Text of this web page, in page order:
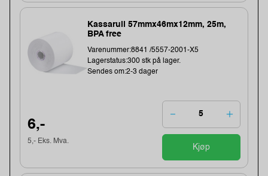
Kassarull 57mmx46mx12mm, 25m,
BPA free
Varenummer:8841 /5557-2001-X5
Lagerstatus:300 stk på lager.
Sendes om:2-3 dager
6,-
5,- Eks. Mva.
Kjøp